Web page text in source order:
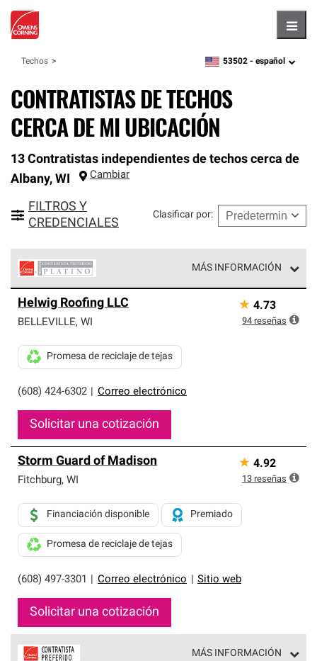
Techos zipcode,language
53502 - español
CONTRATISTAS DE TECHOS
CERCA DE MI UBICACIÓN
13 Contratistas independientes de techos cerca de
Albany, WI Cambiar
FILTROS Y
CREDENCIALES
Clasificar por:
MÁS INFORMACIÓN
Corning constituyen el nivel superior de nuestra red
exclusiva y cumplen con estándares estrictos de
Solo ellos pueden ofrecer nuestra mejor garantía de
sistemas de techos.
Helwig Roofing LLC
BELLEVILLE, WI
(608) 424-6302 Correo electrónico
Promesa de reciclaje de tejas
Solicitar una cotización
★ 4.73
94 reseñas
Storm Guard of Madison
Fitchburg, WI
(608) 497-3301 Correo electrónico Sitio web
Financiación disponible Premiado
Promesa de reciclaje de tejas
Solicitar una cotización
★ 4.92
13 reseñas
MÁS INFORMACIÓN